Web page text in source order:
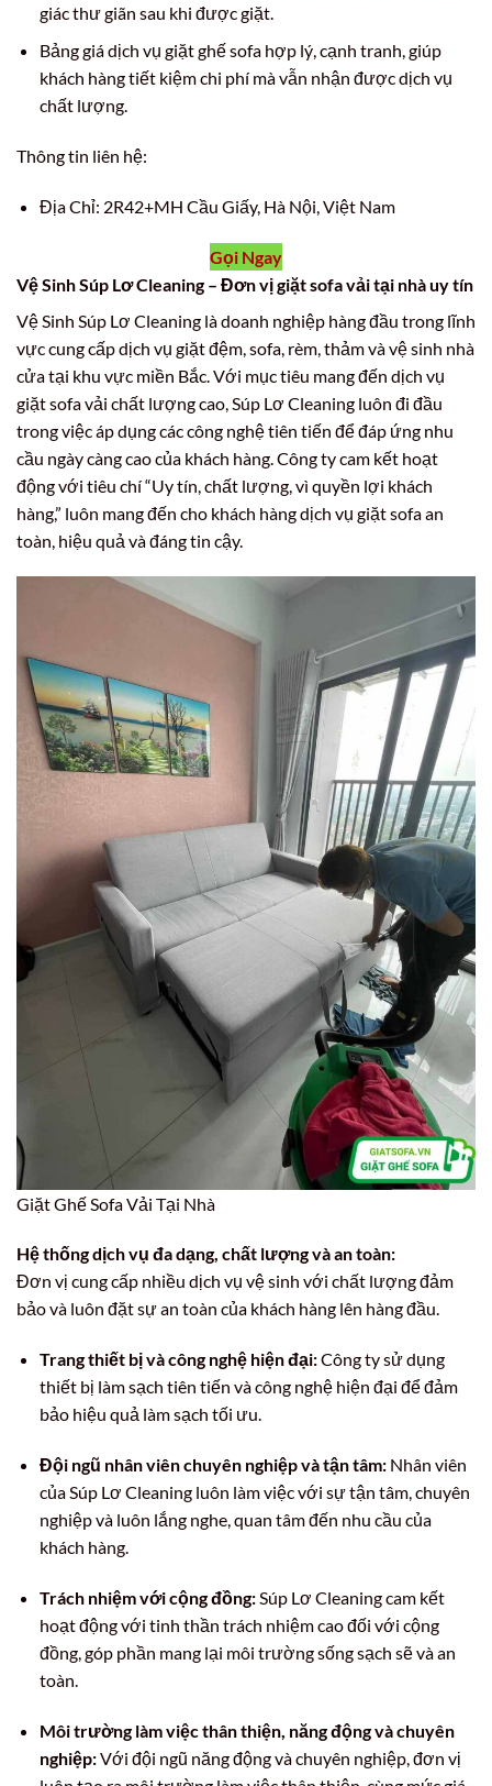
giác thư giãn sau khi được giặt.
Bảng giá dịch vụ giặt ghế sofa hợp lý, cạnh tranh, giúp
khách hàng tiết kiệm chi phí mà vẫn nhận được dịch vụ
chất lượng.
Thông tin liên hệ:
Địa Chỉ: 2R42+MH Cầu Giấy, Hà Nội, Việt Nam
Gọi Ngay
Vệ Sinh Súp Lơ Cleaning – Đơn vị giặt sofa vải tại nhà uy tín
Vệ Sinh Súp Lơ Cleaning là doanh nghiệp hàng đầu trong lĩnh
vực cung cấp dịch vụ giặt đệm, sofa, rèm, thảm và vệ sinh nhà
cửa tại khu vực miền Bắc. Với mục tiêu mang đến dịch vụ
giặt sofa vải chất lượng cao, Súp Lơ Cleaning luôn đi đầu
trong việc áp dụng các công nghệ tiên tiến để đáp ứng nhu
cầu ngày càng cao của khách hàng. Công ty cam kết hoạt
động với tiêu chí “Uy tín, chất lượng, vì quyền lợi khách
hàng,” luôn mang đến cho khách hàng dịch vụ giặt sofa an
toàn, hiệu quả và đáng tin cậy.
Giặt Ghế Sofa Vải Tại Nhà
Hệ thống dịch vụ đa dạng, chất lượng và an toàn:
Đơn vị cung cấp nhiều dịch vụ vệ sinh với chất lượng đảm
bảo và luôn đặt sự an toàn của khách hàng lên hàng đầu.
Trang thiết bị và công nghệ hiện đại:Công ty sử dụng
thiết bị làm sạch tiên tiến và công nghệ hiện đại để đảm
bảo hiệu quả làm sạch tối ưu.
Đội ngũ nhân viên chuyên nghiệp và tận tâm:Nhân viên
của Súp Lơ Cleaning luôn làm việc với sự tận tâm, chuyên
nghiệp và luôn lắng nghe, quan tâm đến nhu cầu của
khách hàng.
Trách nhiệm với cộng đồng:Súp Lơ Cleaning cam kết
hoạt động với tinh thần trách nhiệm cao đối với cộng
đồng, góp phần mang lại môi trường sống sạch sẽ và an
toàn.
Môi trường làm việc thân thiện, năng động và chuyên
nghiệp:Với đội ngũ năng động và chuyên nghiệp, đơn vị